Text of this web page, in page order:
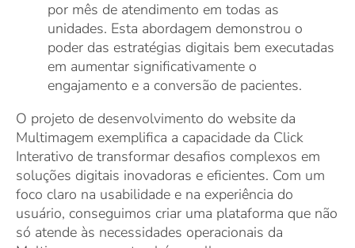
por mês de atendimento em todas as
unidades. Esta abordagem demonstrou o
poder das estratégias digitais bem executadas
em aumentar significativamente o
engajamento e a conversão de pacientes.
O projeto de desenvolvimento do website da
Multimagem exemplifica a capacidade da Click
Interativo de transformar desafios complexos em
soluções digitais inovadoras e eficientes. Com um
foco claro na usabilidade e na experiência do
usuário, conseguimos criar uma plataforma que não
só atende às necessidades operacionais da